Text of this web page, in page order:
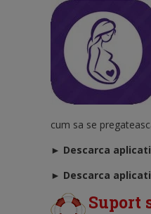
cum sa se
► Descarca
► Descarca
Suport